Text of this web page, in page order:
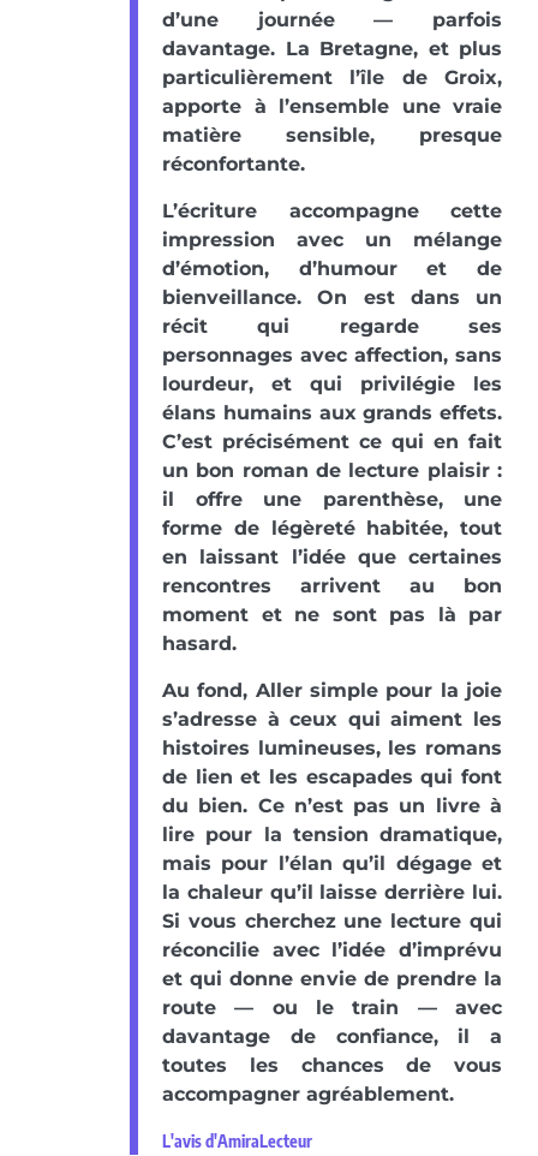
d’une journée — parfois
davantage. La Bretagne, et plus
particulièrement l’île de Groix,
apporte à l’ensemble une vraie
matière sensible, presque
réconfortante.
L’écriture accompagne cette
impression avec un mélange
d’émotion, d’humour et de
bienveillance. On est dans un
récit qui regarde ses
personnages avec affection, sans
lourdeur, et qui privilégie les
élans humains aux grands effets.
C’est précisément ce qui en fait
un bon roman de lecture plaisir :
il offre une parenthèse, une
forme de légèreté habitée, tout
en laissant l’idée que certaines
rencontres arrivent au bon
moment et ne sont pas là par
hasard.
Au fond, Aller simple pour la joie
s’adresse à ceux qui aiment les
histoires lumineuses, les romans
de lien et les escapades qui font
du bien. Ce n’est pas un livre à
lire pour la tension dramatique,
mais pour l’élan qu’il dégage et
la chaleur qu’il laisse derrière lui.
Si vous cherchez une lecture qui
réconcilie avec l’idée d’imprévu
et qui donne envie de prendre la
route — ou le train — avec
davantage de confiance, il a
toutes les chances de vous
accompagner agréablement.
L'avis d'AmiraLecteur